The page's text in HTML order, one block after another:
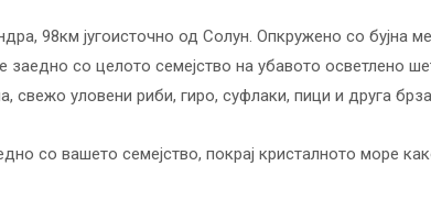
98км југоисточно од Солун. Опкружено со бујна
со целото семејство на убавото осветлено
свежо уловени риби, гиро, суфлаки, пици и друга
со вашето семејство, покрај кристалното море